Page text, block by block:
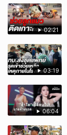
02:21
03:19
06:04